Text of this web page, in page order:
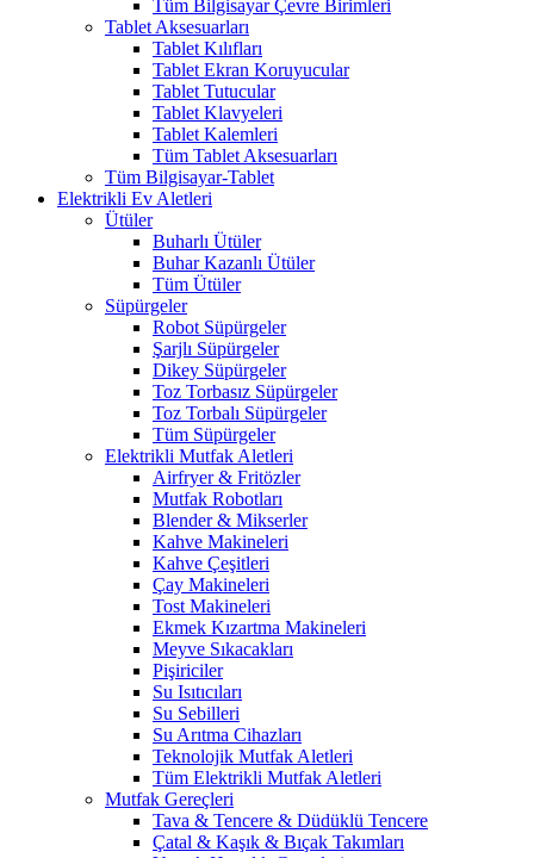
Tüm Bilgisayar Çevre Birimleri
Tablet Aksesuarları
Tablet Kılıfları
Tablet Ekran Koruyucular
Tablet Tutucular
Tablet Klavyeleri
Tablet Kalemleri
Tüm Tablet Aksesuarları
Tüm Bilgisayar-Tablet
Elektrikli Ev Aletleri
Ütüler
Buharlı Ütüler
Buhar Kazanlı Ütüler
Tüm Ütüler
Süpürgeler
Robot Süpürgeler
Şarjlı Süpürgeler
Dikey Süpürgeler
Toz Torbasız Süpürgeler
Toz Torbalı Süpürgeler
Tüm Süpürgeler
Elektrikli Mutfak Aletleri
Airfryer & Fritözler
Mutfak Robotları
Blender & Mikserler
Kahve Makineleri
Kahve Çeşitleri
Çay Makineleri
Tost Makineleri
Ekmek Kızartma Makineleri
Meyve Sıkacakları
Pişiriciler
Su Isıtıcıları
Su Sebilleri
Su Arıtma Cihazları
Teknolojik Mutfak Aletleri
Tüm Elektrikli Mutfak Aletleri
Mutfak Gereçleri
Tava & Tencere & Düdüklü Tencere
Çatal & Kaşık & Bıçak Takımları